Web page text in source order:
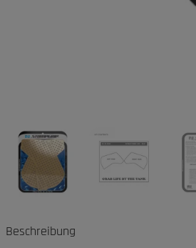
Beschreibung